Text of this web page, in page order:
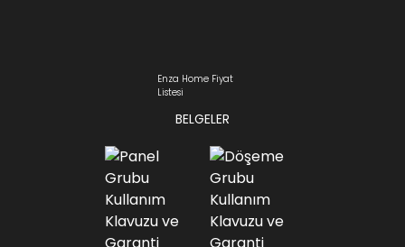
Enza Home Fiyat
Listesi
BELGELER